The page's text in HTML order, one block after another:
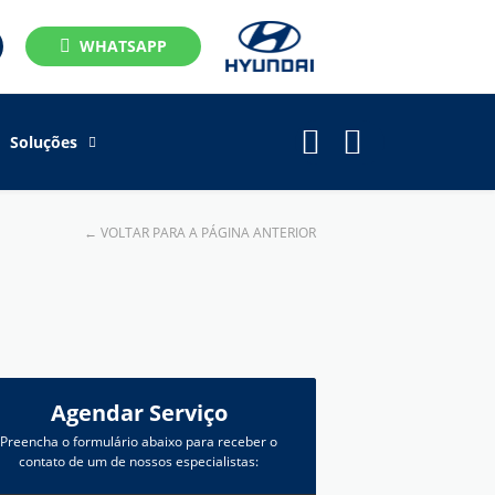
WHATSAPP
Soluções
← VOLTAR PARA A PÁGINA ANTERIOR
Agendar Serviço
Preencha o formulário abaixo para receber o
contato de um de nossos especialistas: